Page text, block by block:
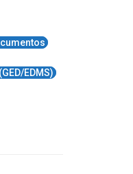
EDMS)